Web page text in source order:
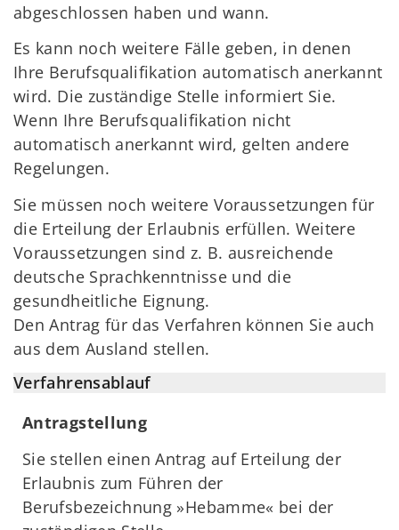
abgeschlossen haben und wann.
Es kann noch weitere Fälle geben, in denen
Ihre Berufsqualifikation automatisch anerkannt
wird. Die zuständige Stelle informiert Sie.
Wenn Ihre Berufsqualifikation nicht
automatisch anerkannt wird, gelten andere
Regelungen.
Sie müssen noch weitere Voraussetzungen für
die Erteilung der Erlaubnis erfüllen. Weitere
Voraussetzungen sind z. B. ausreichende
deutsche Sprachkenntnisse und die
gesundheitliche Eignung.
Den Antrag für das Verfahren können Sie auch
aus dem Ausland stellen.
Verfahrensablauf
Antragstellung
Sie stellen einen Antrag auf Erteilung der
Erlaubnis zum Führen der
Berufsbezeichnung »Hebamme« bei der